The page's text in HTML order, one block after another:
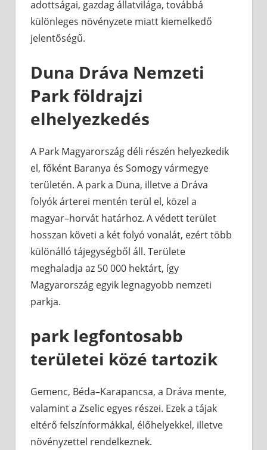
adottságai, gazdag állatvilága, továbbá
különleges növényzete miatt kiemelkedő
jelentőségű.
Duna Dráva Nemzeti
Park földrajzi
elhelyezkedés
A Park Magyarország déli részén helyezkedik
el, főként Baranya és Somogy vármegye
területén. A park a Duna, illetve a Dráva
folyók árterei mentén terül el, közel a
magyar–horvát határhoz. A védett terület
hosszan követi a két folyó vonalát, ezért több
különálló tájegységből áll. Területe
meghaladja az 50 000 hektárt, így
Magyarország egyik legnagyobb nemzeti
parkja.
park legfontosabb
területei közé tartozik
Gemenc, Béda–Karapancsa, a Dráva mente,
valamint a Zselic egyes részei. Ezek a tájak
eltérő felszínformákkal, élőhelyekkel, illetve
növényzettel rendelkeznek.